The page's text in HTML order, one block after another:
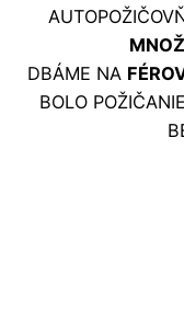
DBÁME NA
BOLO